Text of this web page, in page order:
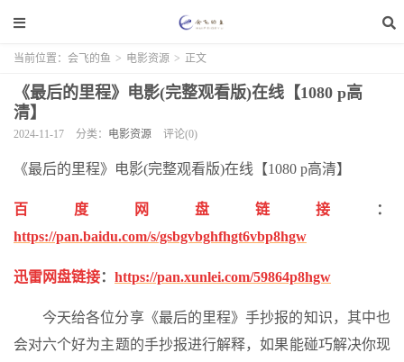
当前位置： 会飞的鱼 > 电影资源 > 正文
《最后的里程》电影(完整观看版)在线【1080 p高
清】
2024-11-17 分类： 电影资源 评论(0)
《最后的里程》电影(完整观看版)在线【1080 p高清】
百度网盘链接
：
https://pan.baidu.com/s/gsbgvbghfhgt6vbp8hgw
迅雷网盘链接： https://pan.xunlei.com/59864p8hgw
今天给各位分享《最后的里程》手抄报的知识，其中也
会对六个好为主题的手抄报进行解释，如果能碰巧解决你现